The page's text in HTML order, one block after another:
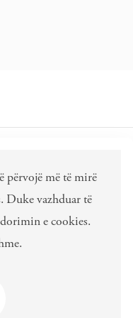
përvojë më të mirë
Duke vazhduar të
e cookies.